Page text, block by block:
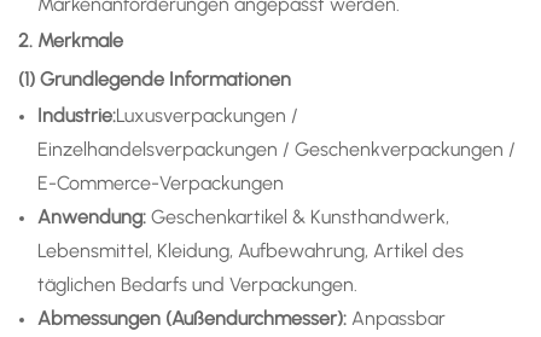
Markenanforderungen angepasst werden.
2. Merkmale
(1) Grundlegende Informationen
Industrie:Luxusverpackungen /
Einzelhandelsverpackungen / Geschenkverpackungen /
E-Commerce-Verpackungen
Anwendung: Geschenkartikel & Kunsthandwerk,
Lebensmittel, Kleidung, Aufbewahrung, Artikel des
täglichen Bedarfs und Verpackungen.
Abmessungen (Außendurchmesser): Anpassbar